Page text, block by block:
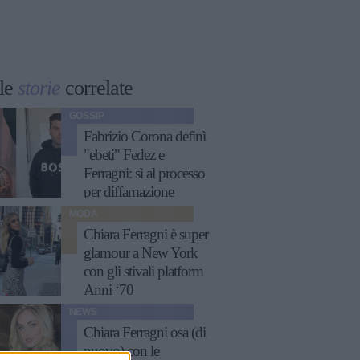
storie correlate
Fabrizio Corona definì
"ebeti" Fedez e
Ferragni: sì al processo
per diffamazione
MODA
Chiara Ferragni è super
glamour a New York
con gli stivali platform
Anni ‘70
Chiara Ferragni osa (di
nuovo) con le